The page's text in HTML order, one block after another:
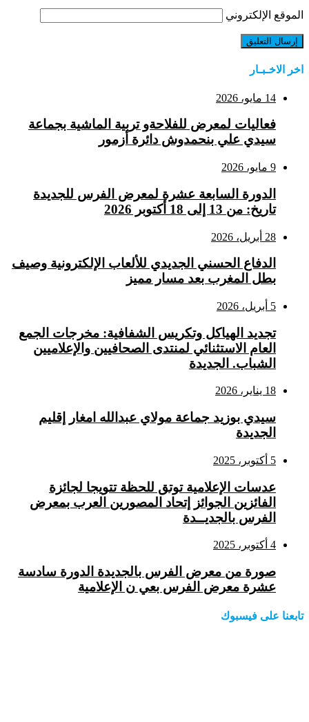
الموقع الإلكتروني
اخر الاخـبـار
14 مايو، 2026
فعاليات لمعرض للفلاحةو تربية الماشية بجماعة
سيدي علي بنحمدوش دائرة أزمور
9 مايو، 2026
الدورة السابعة عشرة لمعرض الفرس للجديدة
تاريخ: من 13 إلى 18 أكتوبر 2026
28 أبريل، 2026
الدفاع الحسني الجديدي للألعاب الإلكترونية وصيف
بطل المغرب بعد مسار مميز
5 أبريل، 2026
تجديد الهياكل وتكريس الشفافية: مخرجات الجمع
العام الاستثنائي لمنتدى الصحافيين والإعلاميين
الشباب. الجديدة
18 يناير، 2026
سيدي بوزيد جماعة مولاي عبدالله امغار إقليم
الجديدة
5 أكتوبر، 2025
عدسات الإعلامية توتق للحظة تتويجا لجائزة
الفائزين الجوائز إتحاد المصورين العرب بمعرض
الفرس بالجديــدة
4 أكتوبر، 2025
صورة من معرض الفرس بالجديدة الدورة سادسة
عشرة معرض الفرس بعي ن الإعلامية
تابعنا على فيسبوك